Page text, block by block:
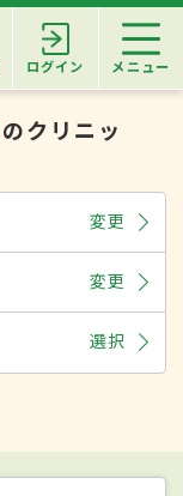
ログイン メニュー
のクリニッ
変更
変更
選択